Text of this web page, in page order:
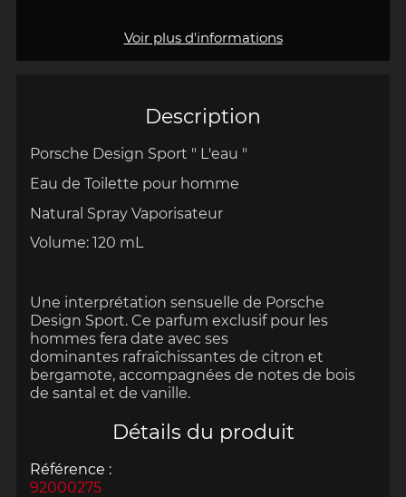
Description
Porsche Design Sport " L'eau "
Eau de Toilette pour homme
Natural Spray Vaporisateur
Volume: 120 mL
Une interprétation sensuelle de Porsche
Design Sport. Ce parfum exclusif pour les
hommes fera date avec ses
dominantes rafraîchissantes de citron et
bergamote, accompagnées de notes de bois
de santal et de vanille.
Détails du produit
Référence :
92000275
Voir plus d'informations